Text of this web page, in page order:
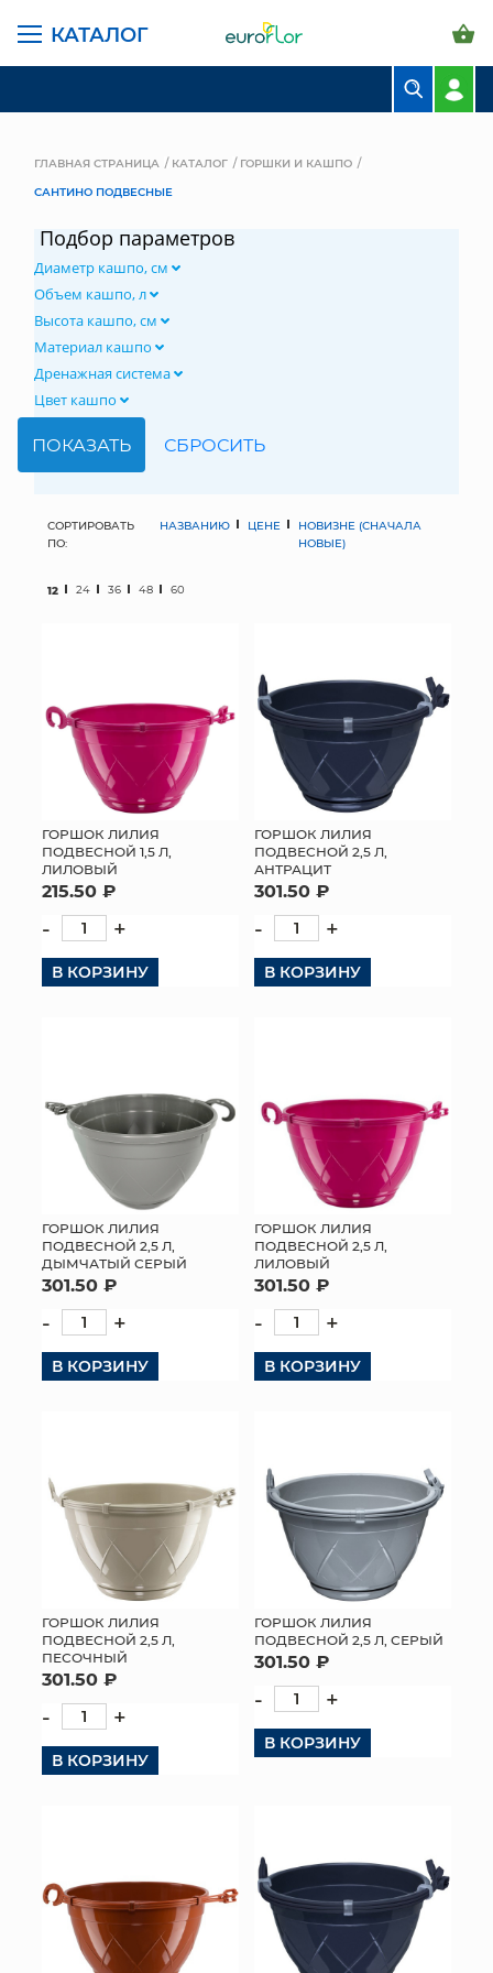
КАТАЛОГ
СВАДЕБНАЯ ФЛОРИСТИКА
МЯГКИЕ ИГРУШКИ
СУНДУКИ
ИСКУССТВЕННЫЕ ЦВЕТЫ
ПАКЕТЫ И СУМКИ
ТОРГОВЫЙ ЦЕНТР
ОПТОВЫМ КЛИЕНТАМ
ДОСТАВКА И ОПЛАТА
ГЛАВНАЯ СТРАНИЦА КАТАЛОГ
ГОРШКИ И КАШПО
САНТИНО ПОДВЕСНЫЕ
Подбор параметров
Диаметр кашпо, см
Объем кашпо, л
Высота кашпо, см
Материал кашпо
Дренажная система
Цвет кашпо
СОРТИРОВАТЬ
ПО:
НАЗВАНИЮ ЦЕНЕ
НОВИЗНЕ (СНАЧАЛА
НОВЫЕ)
12 24 36 48 60
ГОРШОК ЛИЛИЯ
ПОДВЕСНОЙ 1,5 Л,
ЛИЛОВЫЙ
215.50 ₽
- +
В КОРЗИНУ
ГОРШОК ЛИЛИЯ
ПОДВЕСНОЙ 2,5 Л,
АНТРАЦИТ
301.50 ₽
- +
В КОРЗИНУ
ГОРШОК ЛИЛИЯ
ПОДВЕСНОЙ 2,5 Л,
ДЫМЧАТЫЙ СЕРЫЙ
301.50 ₽
- +
В КОРЗИНУ
ГОРШОК ЛИЛИЯ
ПОДВЕСНОЙ 2,5 Л,
ЛИЛОВЫЙ
301.50 ₽
- +
В КОРЗИНУ
ГОРШОК ЛИЛИЯ
ПОДВЕСНОЙ 2,5 Л,
ПЕСОЧНЫЙ
301.50 ₽
- +
В КОРЗИНУ
ГОРШОК ЛИЛИЯ
ПОДВЕСНОЙ 2,5 Л, СЕРЫЙ
301.50 ₽
- +
В КОРЗИНУ